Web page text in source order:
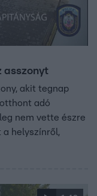
asszonyt
akit tegnap
adó
nem vette észre
helyszínről,